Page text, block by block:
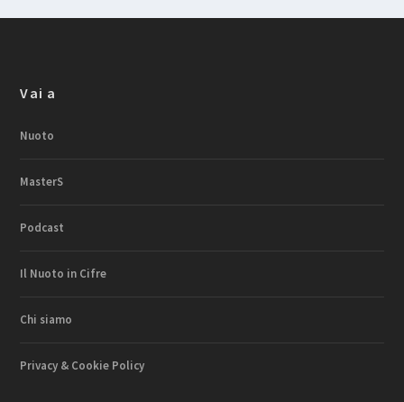
Vai a
Nuoto
MasterS
Podcast
Il Nuoto in Cifre
Chi siamo
Privacy & Cookie Policy